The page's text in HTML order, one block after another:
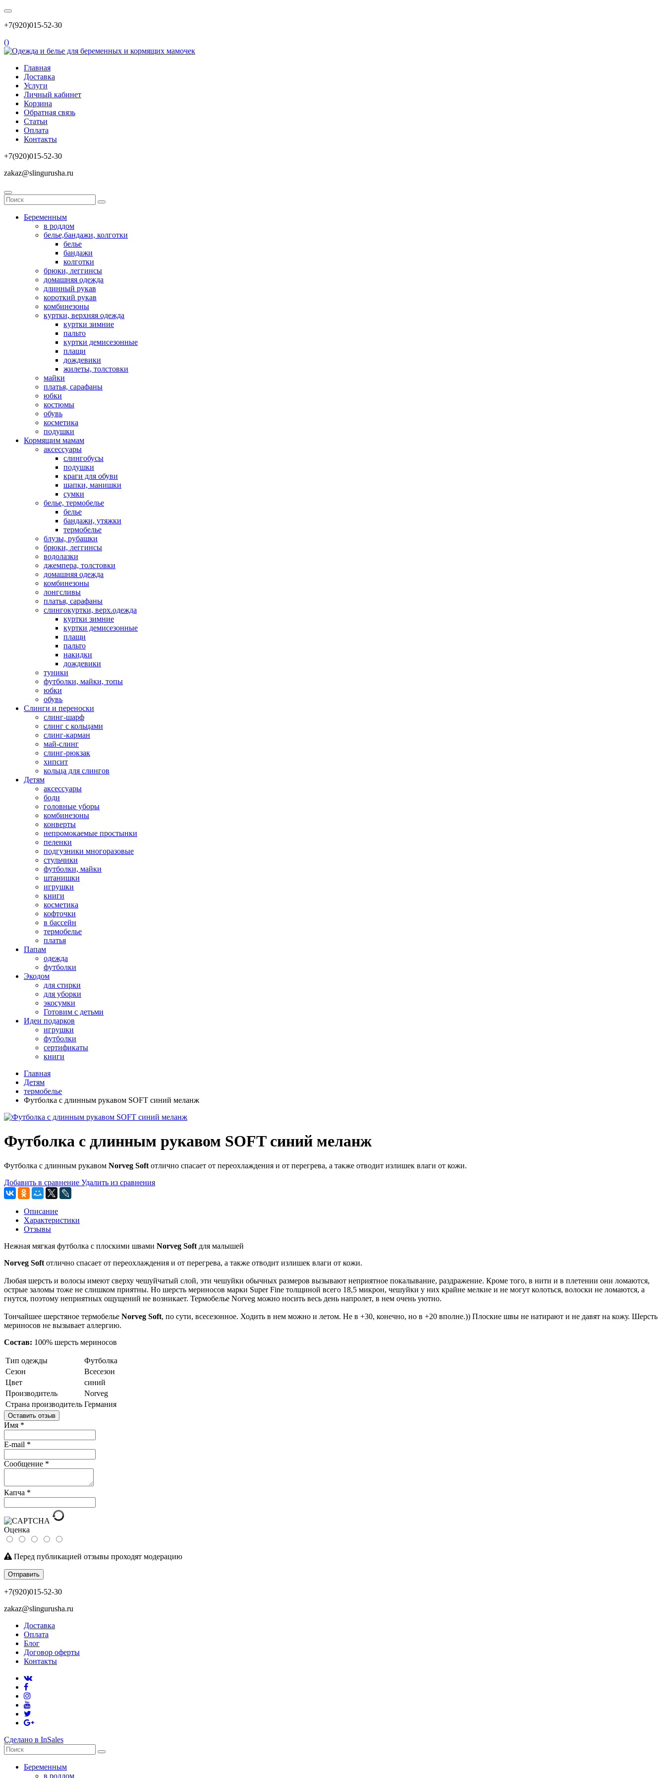
+7(920)015-52-30
()
Главная
Доставка
Услуги
Личный кабинет
Корзина
Обратная связь
Статьи
Оплата
Контакты
+7(920)015-52-30
zakaz@slingurusha.ru
Беременным
в роддом
белье,бандажи, колготки
белье
бандажи
колготки
брюки, леггинсы
домашняя одежда
длинный рукав
короткий рукав
комбинезоны
куртки, верхняя одежда
куртки зимние
пальто
куртки демисезонные
плащи
дождевики
жилеты, толстовки
майки
платья, сарафаны
юбки
костюмы
обувь
косметика
подушки
Кормящим мамам
аксессуары
слингобусы
подушки
краги для обуви
шапки, манишки
сумки
белье, термобелье
белье
бандажи, утяжки
термобелье
блузы, рубашки
брюки, леггинсы
водолазки
джемпера, толстовки
домашняя одежда
комбинезоны
лонгсливы
платья, сарафаны
слингокуртки, верх.одежда
куртки зимние
куртки демисезонные
плащи
пальто
накидки
дождевики
туники
футболки, майки, топы
юбки
обувь
Слинги и переноски
слинг-шарф
слинг с кольцами
слинг-карман
май-слинг
слинг-рюкзак
хипсит
кольца для слингов
Детям
аксессуары
боди
головные уборы
комбинезоны
конверты
непромокаемые простынки
пеленки
подгузники многоразовые
стульчики
футболки, майки
штанишки
игрушки
книги
косметика
кофточки
в бассейн
термобелье
платья
Папам
одежда
футболки
Экодом
для стирки
для уборки
экосумки
Готовим с детьми
Идеи подарков
игрушки
футболки
сертификаты
книги
Главная
Детям
термобелье
Футболка с длинным рукавом SOFT синий меланж
Футболка с длинным рукавом SOFT синий меланж
Футболка с длинным рукавом Norveg Soft отлично спасает от переохлаждения и от перегрева, а также отводит излишек влаги от кожи.
Добавить в сравнение Удалить из сравнения
Описание
Характеристики
Отзывы
Нежная мягкая футболка с плоскими швами Norveg Soft для малышей
Norveg Soft отлично спасает от переохлаждения и от перегрева, а также отводит излишек влаги от кожи.
Любая шерсть и волосы имеют сверху чешуйчатый слой, эти чешуйки обычных размеров вызывают неприятное покалывание, раздражение. Кроме того, в нити и в плетении они ломаются,
острые заломы тоже не слишком приятны. Но шерсть мериносов марки Super Fine толщиной всего 18,5 микрон, чешуйки у них крайне мелкие и не могут колоться, волоски не ломаются, а
гнутся, поэтому неприятных ощущений не возникает. Термобелье Norveg можно носить весь день напролет, в нем очень уютно.
Тончайшее шерстяное термобелье Norveg Soft, по сути, всесезонное. Ходить в нем можно и летом. Не в +30, конечно, но в +20 вполне.)) Плоские швы не натирают и не давят на кожу. Шерсть
мериносов не вызывает аллергию.
Состав: 100% шерсть мериносов
Тип одежды
Футболка
Сезон
Всесезон
Цвет
синий
Производитель
Norveg
Страна производитель Германия
Оставить отзыв
Имя *
E-mail *
Сообщение *
Капча *
Оценка
Перед публикацией отзывы проходят модерацию
Отправить
+7(920)015-52-30
zakaz@slingurusha.ru
Доставка
Оплата
Блог
Договор оферты
Контакты
Сделано в InSales
Беременным
в роддом